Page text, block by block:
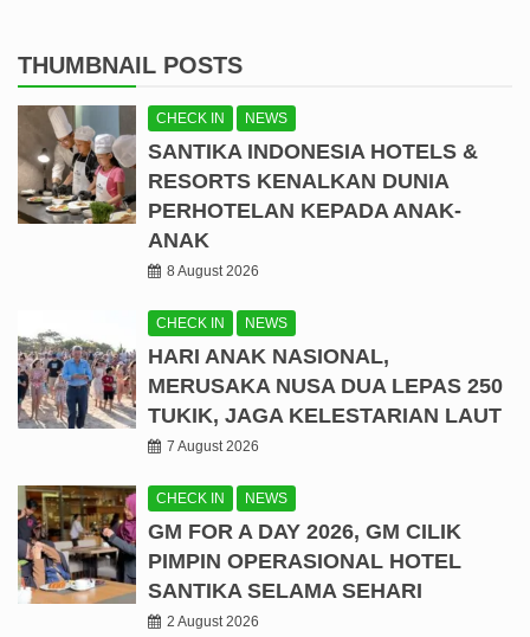
THUMBNAIL POSTS
CHECK IN NEWS
SANTIKA INDONESIA HOTELS &
RESORTS KENALKAN DUNIA
PERHOTELAN KEPADA ANAK-
ANAK
8 August 2026
CHECK IN NEWS
HARI ANAK NASIONAL,
MERUSAKA NUSA DUA LEPAS 250
TUKIK, JAGA KELESTARIAN LAUT
7 August 2026
CHECK IN NEWS
GM FOR A DAY 2026, GM CILIK
PIMPIN OPERASIONAL HOTEL
SANTIKA SELAMA SEHARI
2 August 2026